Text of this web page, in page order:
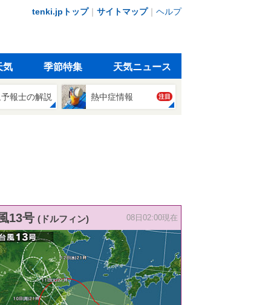
tenki.jpトップ｜ サイトマップ｜ ヘルプ
気 季節特集 天気ニュース
報士の解説 熱中症情報 注目
13号 (ドルフィン) 08日02:00現在